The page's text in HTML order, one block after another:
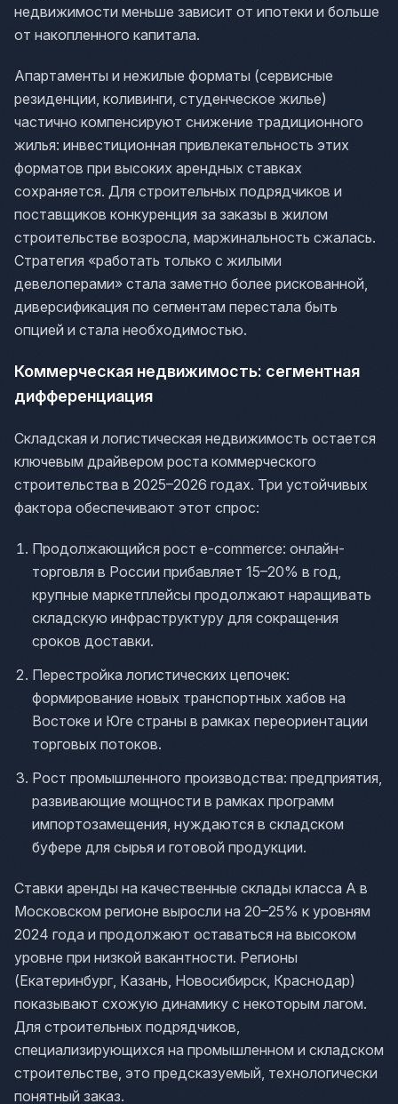
недвижимости меньше зависит от ипотеки и больше
от накопленного капитала.
Апартаменты и нежилые форматы (сервисные
резиденции, коливинги, студенческое жилье)
частично компенсируют снижение традиционного
жилья: инвестиционная привлекательность этих
форматов при высоких арендных ставках
сохраняется. Для строительных подрядчиков и
поставщиков конкуренция за заказы в жилом
строительстве возросла, маржинальность сжалась.
Стратегия «работать только с жилыми
девелоперами» стала заметно более рискованной,
диверсификация по сегментам перестала быть
опцией и стала необходимостью.
Коммерческая недвижимость: сегментная
дифференциация
Складская и логистическая недвижимость остается
ключевым драйвером роста коммерческого
строительства в 2025–2026 годах. Три устойчивых
фактора обеспечивают этот спрос:
Продолжающийся рост e-commerce: онлайн-
торговля в России прибавляет 15–20% в год,
крупные маркетплейсы продолжают наращивать
складскую инфраструктуру для сокращения
сроков доставки.
Перестройка логистических цепочек:
формирование новых транспортных хабов на
Востоке и Юге страны в рамках переориентации
торговых потоков.
Рост промышленного производства: предприятия,
развивающие мощности в рамках программ
импортозамещения, нуждаются в складском
буфере для сырья и готовой продукции.
Ставки аренды на качественные склады класса A в
Московском регионе выросли на 20–25% к уровням
2024 года и продолжают оставаться на высоком
уровне при низкой вакантности. Регионы
(Екатеринбург, Казань, Новосибирск, Краснодар)
показывают схожую динамику с некоторым лагом.
Для строительных подрядчиков,
специализирующихся на промышленном и складском
строительстве, это предсказуемый, технологически
понятный заказ.